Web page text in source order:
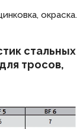
окраска.
стальных
тросов,